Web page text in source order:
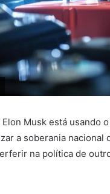
Musk está usando
a soberania
na política de